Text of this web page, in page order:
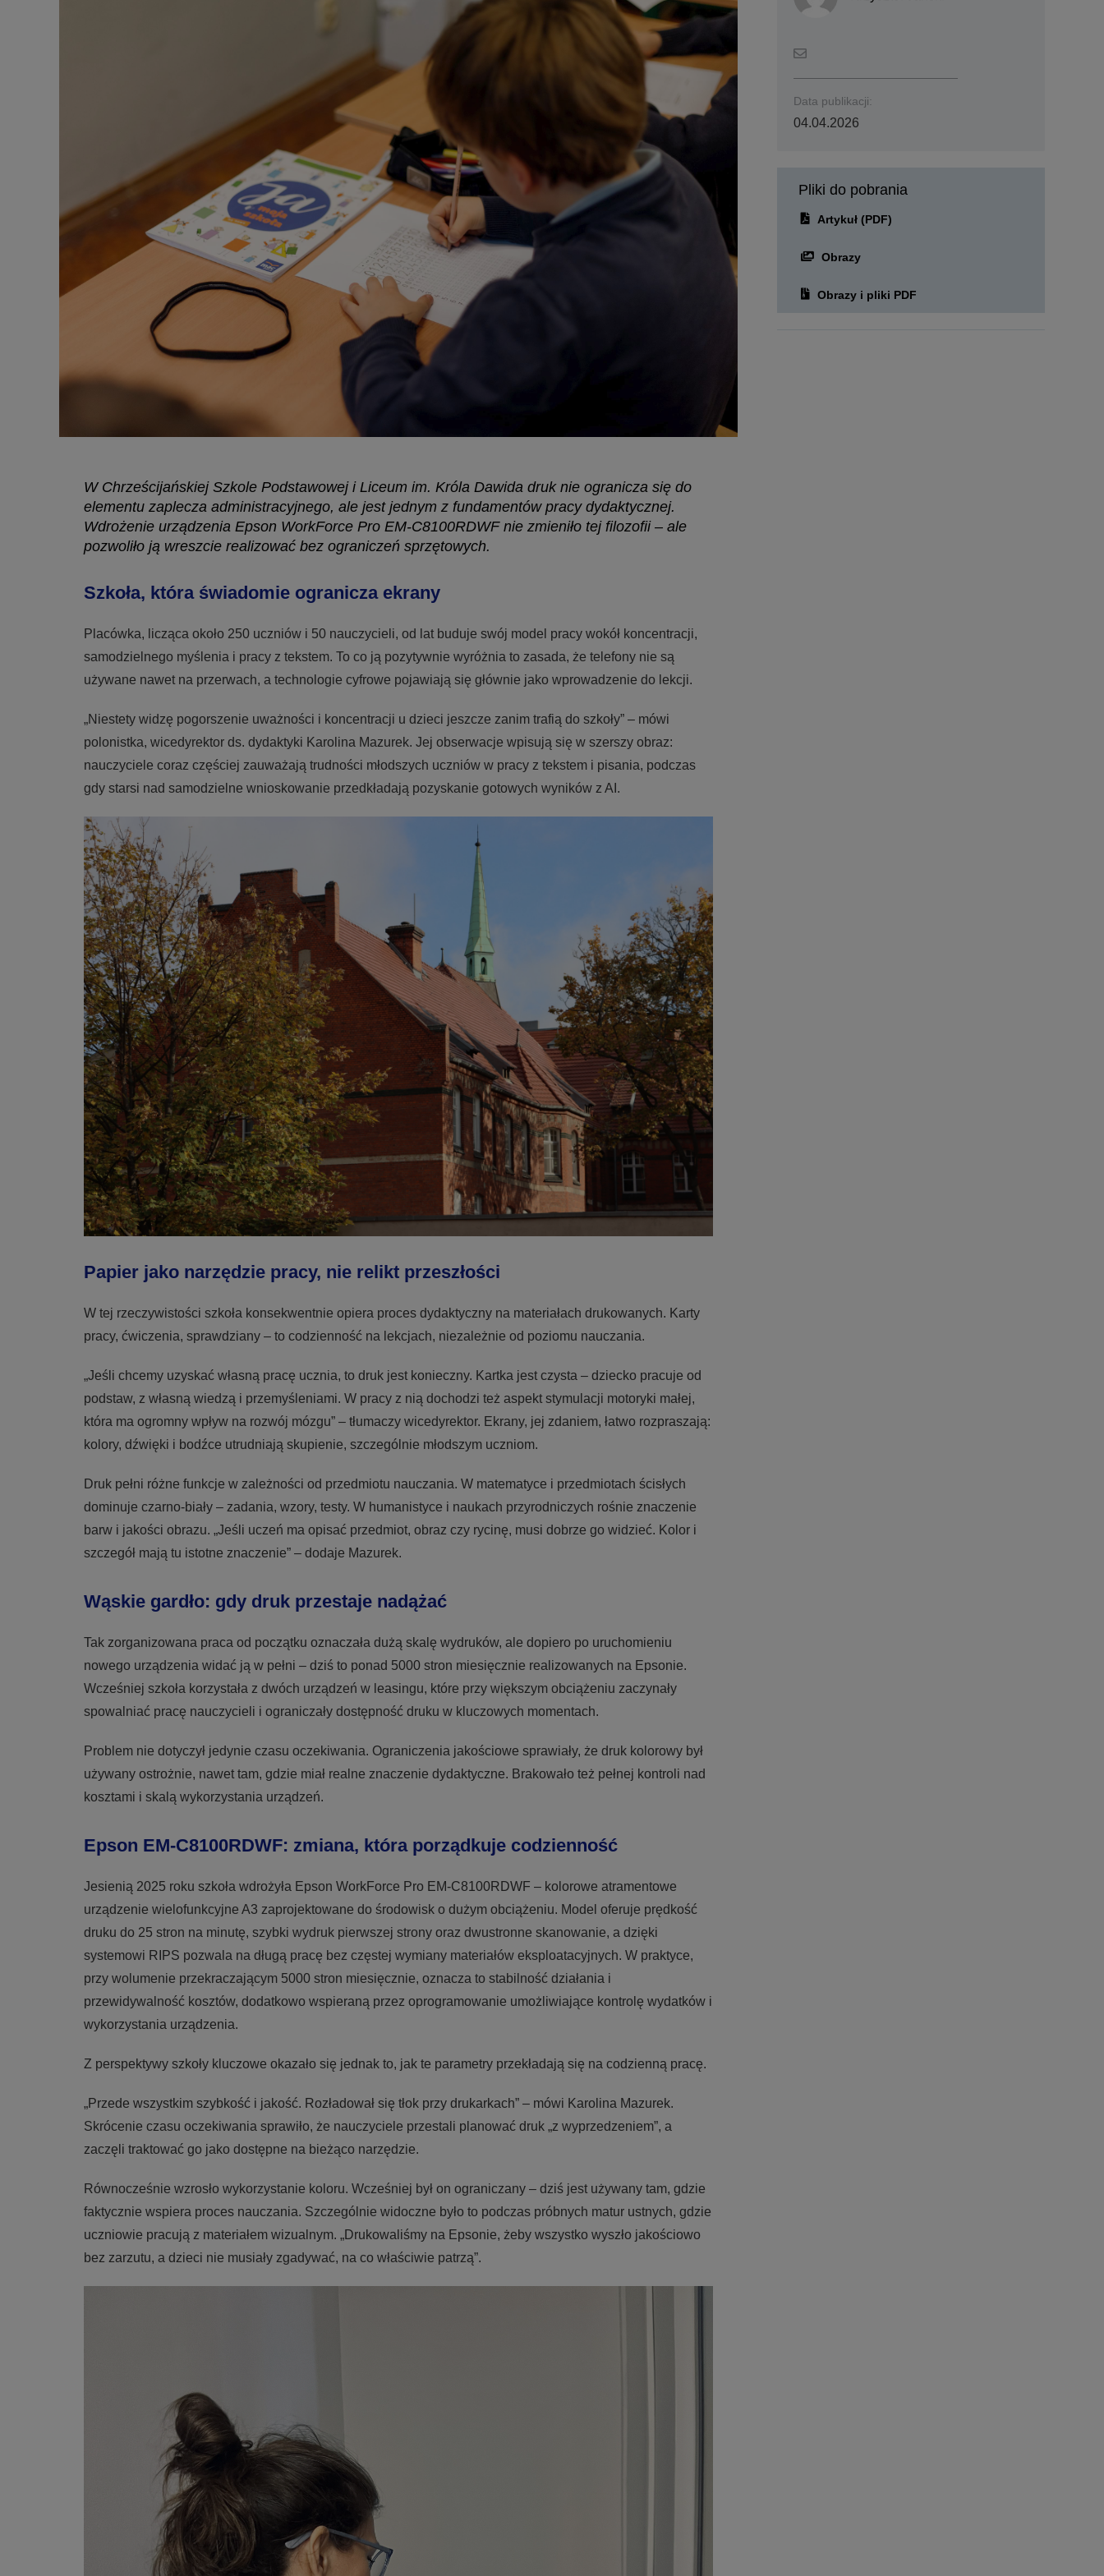
W Chrześcijańskiej Szkole Podstawowej i Liceum im. Króla Dawida druk nie ogranicza się do
elementu zaplecza administracyjnego, ale jest jednym z fundamentów pracy dydaktycznej.
Wdrożenie urządzenia Epson WorkForce Pro EM-C8100RDWF nie zmieniło tej filozofii – ale
pozwoliło ją wreszcie realizować bez ograniczeń sprzętowych.
Szkoła, która świadomie ogranicza ekrany
Placówka, licząca około 250 uczniów i 50 nauczycieli, od lat buduje swój model pracy wokół koncentracji,
samodzielnego myślenia i pracy z tekstem. To co ją pozytywnie wyróżnia to zasada, że telefony nie są
używane nawet na przerwach, a technologie cyfrowe pojawiają się głównie jako wprowadzenie do lekcji.
„Niestety widzę pogorszenie uważności i koncentracji u dzieci jeszcze zanim trafią do szkoły” – mówi
polonistka, wicedyrektor ds. dydaktyki Karolina Mazurek. Jej obserwacje wpisują się w szerszy obraz:
nauczyciele coraz częściej zauważają trudności młodszych uczniów w pracy z tekstem i pisania, podczas
gdy starsi nad samodzielne wnioskowanie przedkładają pozyskanie gotowych wyników z AI.
Papier jako narzędzie pracy, nie relikt przeszłości
W tej rzeczywistości szkoła konsekwentnie opiera proces dydaktyczny na materiałach drukowanych. Karty
pracy, ćwiczenia, sprawdziany – to codzienność na lekcjach, niezależnie od poziomu nauczania.
„Jeśli chcemy uzyskać własną pracę ucznia, to druk jest konieczny. Kartka jest czysta – dziecko pracuje od
podstaw, z własną wiedzą i przemyśleniami. W pracy z nią dochodzi też aspekt stymulacji motoryki małej,
która ma ogromny wpływ na rozwój mózgu” – tłumaczy wicedyrektor. Ekrany, jej zdaniem, łatwo rozpraszają:
kolory, dźwięki i bodźce utrudniają skupienie, szczególnie młodszym uczniom.
Druk pełni różne funkcje w zależności od przedmiotu nauczania. W matematyce i przedmiotach ścisłych
dominuje czarno-biały – zadania, wzory, testy. W humanistyce i naukach przyrodniczych rośnie znaczenie
barw i jakości obrazu. „Jeśli uczeń ma opisać przedmiot, obraz czy rycinę, musi dobrze go widzieć. Kolor i
szczegół mają tu istotne znaczenie” – dodaje Mazurek.
Wąskie gardło: gdy druk przestaje nadążać
Tak zorganizowana praca od początku oznaczała dużą skalę wydruków, ale dopiero po uruchomieniu
nowego urządzenia widać ją w pełni – dziś to ponad 5000 stron miesięcznie realizowanych na Epsonie.
Wcześniej szkoła korzystała z dwóch urządzeń w leasingu, które przy większym obciążeniu zaczynały
spowalniać pracę nauczycieli i ograniczały dostępność druku w kluczowych momentach.
Problem nie dotyczył jedynie czasu oczekiwania. Ograniczenia jakościowe sprawiały, że druk kolorowy był
używany ostrożnie, nawet tam, gdzie miał realne znaczenie dydaktyczne. Brakowało też pełnej kontroli nad
kosztami i skalą wykorzystania urządzeń.
Epson EM-C8100RDWF: zmiana, która porządkuje codzienność
Jesienią 2025 roku szkoła wdrożyła Epson WorkForce Pro EM-C8100RDWF – kolorowe atramentowe
urządzenie wielofunkcyjne A3 zaprojektowane do środowisk o dużym obciążeniu. Model oferuje prędkość
druku do 25 stron na minutę, szybki wydruk pierwszej strony oraz dwustronne skanowanie, a dzięki
systemowi RIPS pozwala na długą pracę bez częstej wymiany materiałów eksploatacyjnych. W praktyce,
przy wolumenie przekraczającym 5000 stron miesięcznie, oznacza to stabilność działania i
przewidywalność kosztów, dodatkowo wspieraną przez oprogramowanie umożliwiające kontrolę wydatków i
wykorzystania urządzenia.
Z perspektywy szkoły kluczowe okazało się jednak to, jak te parametry przekładają się na codzienną pracę.
„Przede wszystkim szybkość i jakość. Rozładował się tłok przy drukarkach” – mówi Karolina Mazurek.
Skrócenie czasu oczekiwania sprawiło, że nauczyciele przestali planować druk „z wyprzedzeniem”, a
zaczęli traktować go jako dostępne na bieżąco narzędzie.
Równocześnie wzrosło wykorzystanie koloru. Wcześniej był on ograniczany – dziś jest używany tam, gdzie
faktycznie wspiera proces nauczania. Szczególnie widoczne było to podczas próbnych matur ustnych, gdzie
uczniowie pracują z materiałem wizualnym. „Drukowaliśmy na Epsonie, żeby wszystko wyszło jakościowo
bez zarzutu, a dzieci nie musiały zgadywać, na co właściwie patrzą”.
Data publikacji:
04.04.2026
Pliki do pobrania
Artykuł (PDF)
Obrazy
Obrazy i pliki PDF